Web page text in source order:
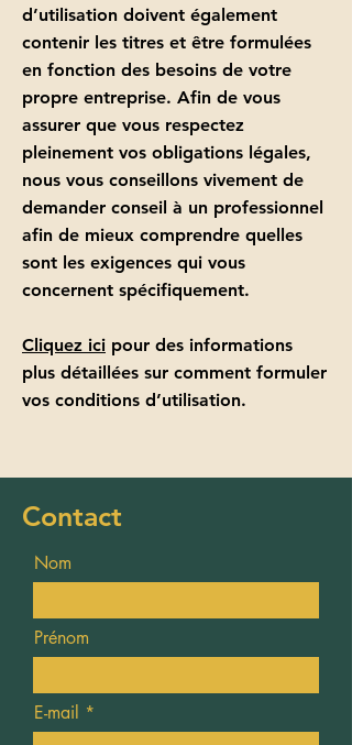
d’utilisation doivent également
contenir les titres et être formulées
en fonction des besoins de votre
propre entreprise. Afin de vous
assurer que vous respectez
pleinement vos obligations légales,
nous vous conseillons vivement de
demander conseil à un professionnel
afin de mieux comprendre quelles
sont les exigences qui vous
concernent spécifiquement.
Cliquez ici pour des informations
plus détaillées sur comment formuler
vos conditions d’utilisation.
Contact
Nom
Prénom
E-mail